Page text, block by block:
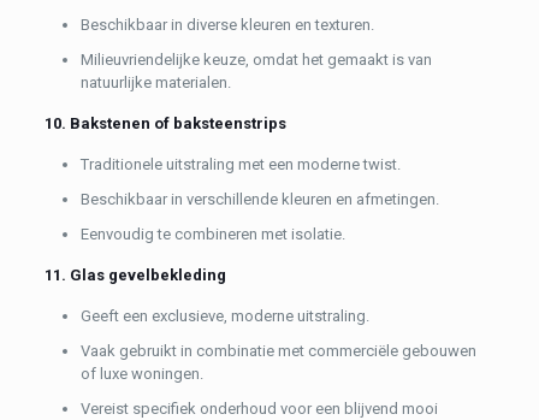
Beschikbaar in diverse kleuren en texturen.
Milieuvriendelijke keuze, omdat het gemaakt is van
natuurlijke materialen.
10. Bakstenen of baksteenstrips
Traditionele uitstraling met een moderne twist.
Beschikbaar in verschillende kleuren en afmetingen.
Eenvoudig te combineren met isolatie.
11. Glas gevelbekleding
Geeft een exclusieve, moderne uitstraling.
Vaak gebruikt in combinatie met commerciële gebouwen
of luxe woningen.
Vereist specifiek onderhoud voor een blijvend mooi